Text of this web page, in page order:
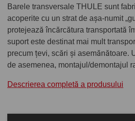
Barele transversale THULE sunt
acoperite cu un strat de așa-numit
protejează încărcătura transportată
suport este destinat mai mult
precum țevi, scări și asemănătoare.
de asemenea, montajul/demontajul
Descrierea completă a produsului